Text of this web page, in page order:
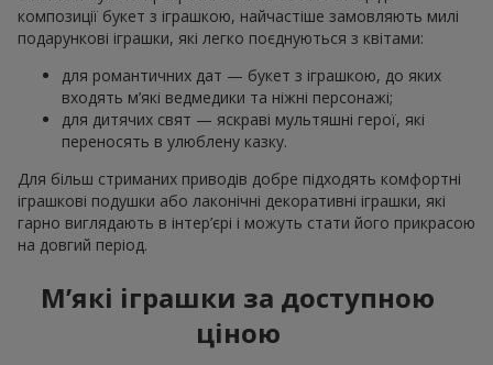
композиції букет з іграшкою, найчастіше замовляють милі
подарункові іграшки, які легко поєднуються з квітами:
для романтичних дат — букет з іграшкою, до яких
входять м’які ведмедики та ніжні персонажі;
для дитячих свят — яскраві мультяшні герої, які
переносять в улюблену казку.
Для більш стриманих приводів добре підходять комфортні
іграшкові подушки або лаконічні декоративні іграшки, які
гарно виглядають в інтер’єрі і можуть стати його прикрасою
на довгий період.
М’які іграшки за доступною
ціною